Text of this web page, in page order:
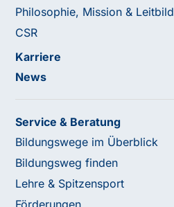
Philosophie, Mission & Leitbild
CSR
Karriere
News
Service & Beratung
Bildungswege im Überblick
Bildungsweg finden
Lehre & Spitzensport